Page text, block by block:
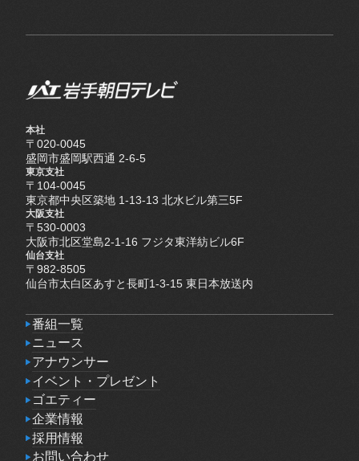
本社
〒020-0045
盛岡市盛岡駅西通 2-6-5
東京支社
〒104-0045
東京都中央区築地 1-13-13 北水ビル第三5F
大阪支社
〒530-0003
大阪市北区堂島2-1-16 フジタ東洋紡ビル6F
仙台支社
〒982-8505
仙台市太白区あすと長町1-3-15 東日本放送内
番組一覧
番組一覧
ニュース
ニュース
アナウンサー
アナウンサー
イベント・プレゼント
イベント・プレゼント
ゴエティー
ゴエティー
企業情報
企業情報
採用情報
採用情報
お問い合わせ